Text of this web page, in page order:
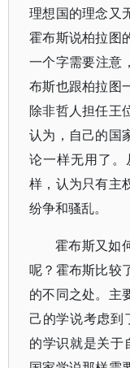
理想国的理念又
霍布斯说柏拉图
一个字需要注意
布斯也跟柏拉图
除非哲人担任王
认为，自己的国
论一样无用了
样，认为只有主
纷争和骚乱。
霍布斯又如
呢？霍布斯比较
的不同之处。主
己的学说考虑
的学识就是关于